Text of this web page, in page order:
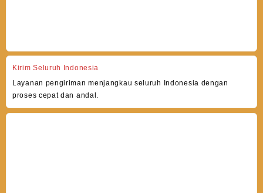
Kirim Seluruh Indonesia
Layanan pengiriman menjangkau seluruh Indonesia dengan
proses cepat dan andal.